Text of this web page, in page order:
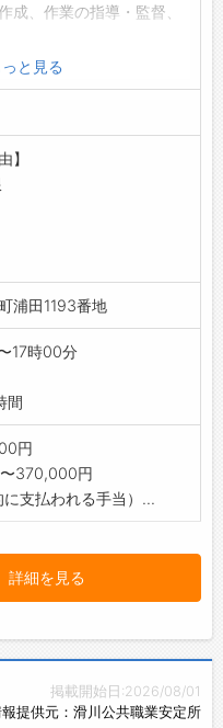
成、作業の指導・監督、
督業務 など
かいます)
】
ローワークから「紹介
っと見る
】
浦田1193番地
17時00分
間
円
370,000円
に支払われる手当）...
詳細を見る
掲載開始日:2026/08/01
提供元：滑川公共職業安定所